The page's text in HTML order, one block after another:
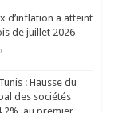
d’inflation a atteint
de juillet 2026
: Hausse du
des sociétés